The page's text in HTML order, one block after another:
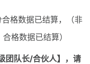
格数据已结算，（非
格数据已结算）
团队长/合伙人】，请